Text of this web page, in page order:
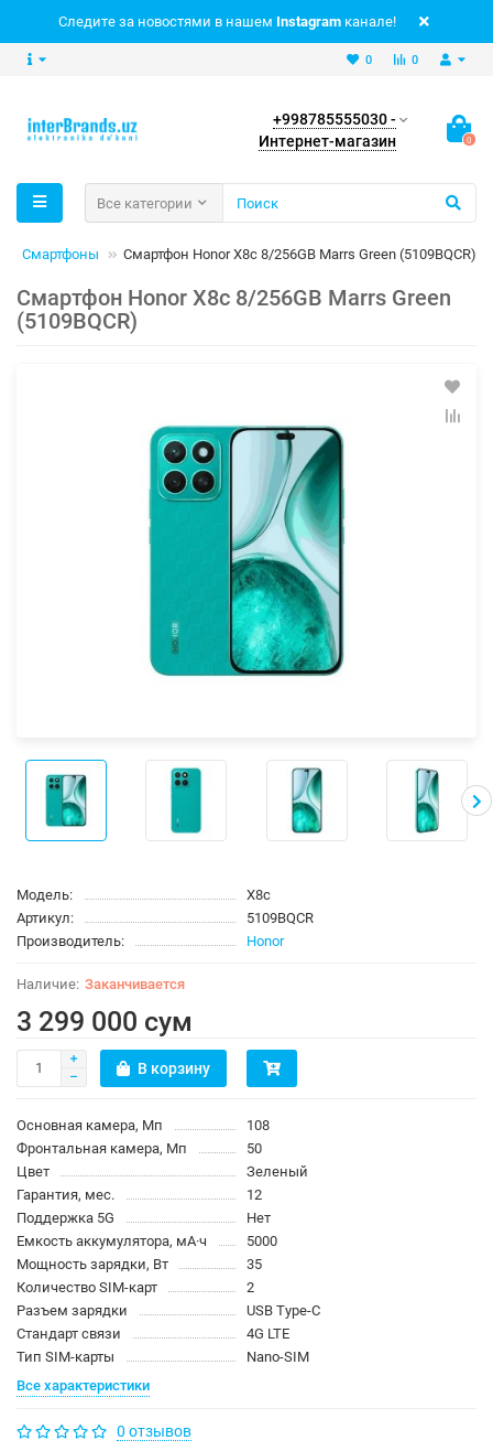
Следите за новостями в нашем Instagram канале!
0
0
+998785555030 -
Интернет-магазин
0
Все категории
Смартфоны Смартфон Honor X8c 8/256GB Marrs Green (5109BQCR)
Смартфон Honor X8c 8/256GB Marrs Green
(5109BQCR)
Модель:
X8c
Артикул:
5109BQCR
Производитель:
Honor
Заканчивается
3 299 000 сум
В корзину
Основная камера, Мп
108
Фронтальная камера, Мп
50
Цвет
Зеленый
Гарантия, мес.
12
Поддержка 5G
Нет
Емкость аккумулятора, мА·ч
5000
Мощность зарядки, Вт
35
Количество SIM-карт
2
Разъем зарядки
USB Type-C
Стандарт связи
4G LTE
Тип SIM-карты
Nano-SIM
Все характеристики
0 отзывов